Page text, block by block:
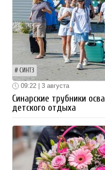
СИНТЗ
09:22 | 3 августа
Синарские трубники
детского отдыха